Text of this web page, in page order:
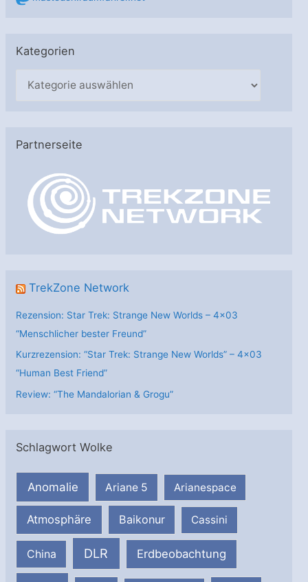
Kategorien
g
Partnerseite
TrekZone Network
Rezension: Star Trek: Strange New Worlds – 4×03
“Menschlicher bester Freund”
Kurzrezension: “Star Trek: Strange New Worlds” – 4×03
“Human Best Friend”
Review: “The Mandalorian & Grogu”
Schlagwort Wolke
Anomalie Ariane 5 Arianespace
Atmosphäre Baikonur Cassini
China DLR Erdbeobachtung